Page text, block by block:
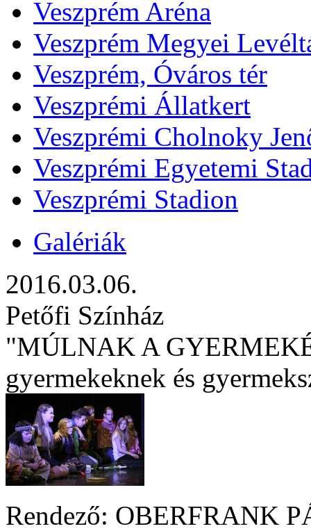
Veszprém Aréna
Veszprém Megyei
Veszprém, Óváros tér
Veszprémi Állatkert
Veszprémi Cholnoky
Veszprémi Egyetemi
Veszprémi Stadion
Galériák
2016.03.06.
Petőfi Színház
"MÚLNAK A
gyermekeknek és
Rendező: OBERFRANK